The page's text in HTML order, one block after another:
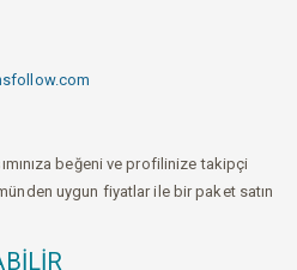
beğeni ve profilinize takipçi
uygun fiyatlar ile bir paket satın